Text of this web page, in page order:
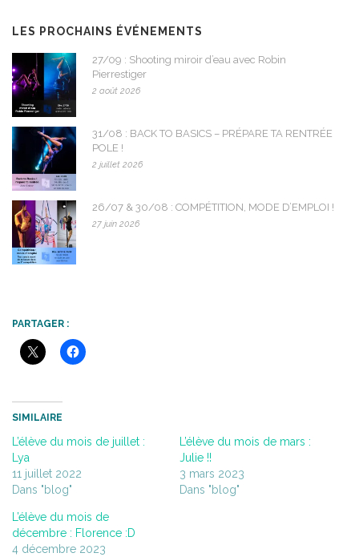
LES PROCHAINS ÉVÉNEMENTS
27/09 : Shooting miroir d’eau avec Robin
Pierrestiger
2 août 2026
31/08 : BACK TO BASICS – PRÉPARE TA RENTRÉE
POLE !
2 juillet 2026
26/07 & 30/08 : COMPÉTITION, MODE D’EMPLOI !
27 juin 2026
PARTAGER :
SIMILAIRE
L’élève du mois de juillet :
Lya
11 juillet 2022
Dans "blog"
L’élève du mois de mars :
Julie !!
3 mars 2023
Dans "blog"
L’élève du mois de
décembre : Florence :D
4 décembre 2023